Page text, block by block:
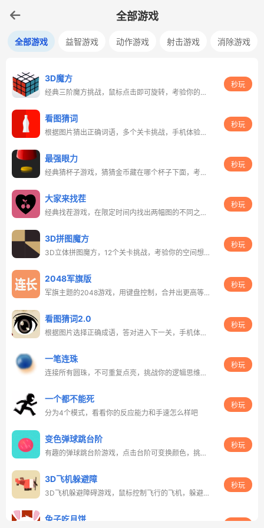
全部游戏
全部游戏 益智游戏 动作游戏 射击游戏 消除游戏
3D魔方
经典三阶魔方挑战，鼠标点击即可旋转，考验你的空间思维能力
秒玩
看图猜词
根据图片猜出正确词语，多个关卡挑战，手机体验更佳
秒玩
最强眼力
经典猜杯子游戏，猜猜金币藏在哪个杯子下面，考验你的眼力和专注力
秒玩
大家来找茬
经典找茬游戏，在限定时间内找出两幅图的不同之处，考验你的观察力
秒玩
3D拼图魔方
3D立体拼图魔方，12个关卡挑战，考验你的空间想象力
秒玩
2048军旗版
军旗主题的2048游戏，用键盘控制，合并出更高等级的军旗
秒玩
看图猜词2.0
根据图片选择正确成语，答对进入下一关，手机体验更佳
秒玩
一笔连珠
连接所有圆珠，不可重复点亮，挑战你的逻辑思维和观察力
秒玩
一个都不能死
分为4个模式，看看你的反应能力和手速怎么样吧
秒玩
变色弹球跳台阶
有趣的弹球跳台阶游戏，点击台阶可变换颜色，挑战你的反应速度
秒玩
3D飞机躲避障
3D飞机躲避障碍游戏，鼠标控制飞行的飞机，躲避各种障碍
秒玩
兔子吃月饼